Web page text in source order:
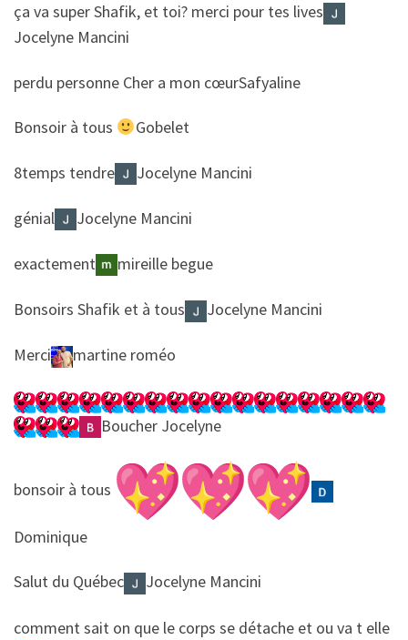
​​ça va super Shafik, et toi? merci pour tes lives
Jocelyne Mancini
​​perdu personne Cher a mon cœurSafyaline
​​Bonsoir à tous Gobelet
​​8temps tendre Jocelyne Mancini
​​génial Jocelyne Mancini
​​exactement mireille begue
​​Bonsoirs Shafik et à tous Jocelyne Mancini
​​Merci martine roméo
Boucher Jocelyne
​​bonsoir à tous
Dominique
​​Salut du Québec Jocelyne Mancini
​​comment sait on que le corps se détache et ou va t elle